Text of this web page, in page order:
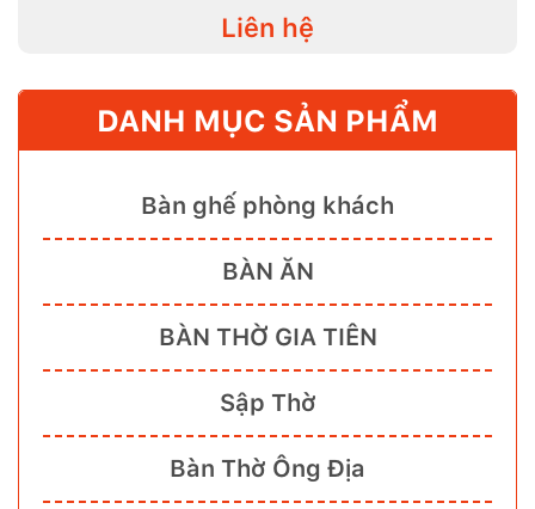
Liên hệ
DANH MỤC SẢN PHẨM
Bàn ghế phòng khách
BÀN ĂN
BÀN THỜ GIA TIÊN
Sập Thờ
Bàn Thờ Ông Địa